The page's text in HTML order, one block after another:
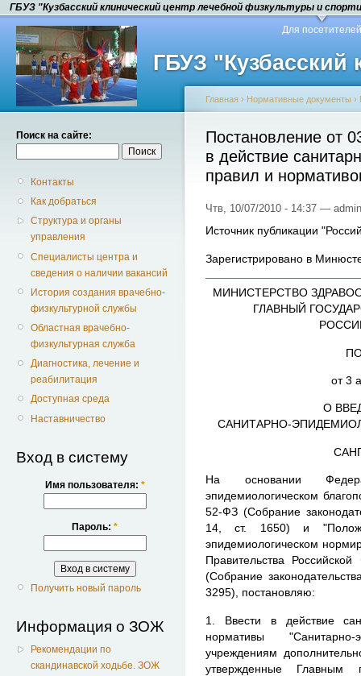
ГБУЗ "Кузбасский клинический центр лечебной физкультуры и
ГБУЗ
Для посетителей
Поиск на сайте:
Контакты
Как добраться
Структура и органы
управления
Специалисты центра и
сведения о наличии вакансий
История создания врачебно-
физкультурной службы
Областная врачебно-
физкультурная служба
Диагностика, лечение и
реабилитация
Доступная среда
Наставничество
Вход в систему
Имя пользователя: *
Пароль: *
Получить новый пароль
Информация о ЗОЖ
Рекомендации по
скандинавской ходьбе. ЗОЖ
Главная › Нормативные документы ›
Постановление от
в действие
правил и
Чтв, 10/07/2010 - 14:37 —
Источник публикации
Зарегистрировано в
МИНИСТЕРСТВО
ГЛАВНЫЙ
от 3
О
САНИТАРНО-
На основании
эпидемиологическом
52-ФЗ (Собрание
14, ст. 1650) и
эпидемиологическом
Правительства
(Собрание
3295), постановляю:
1. Ввести в действие
нормативы
учреждениям
утвержденные Главным